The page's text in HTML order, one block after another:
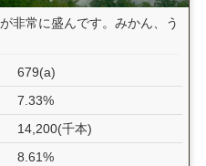
非常に盛んです。みかん、う
679(a)
7.33%
14,200(千本)
8.61%